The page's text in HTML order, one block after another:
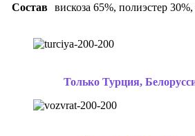
Состав вискоза 65%, полиэстер
Только Турция,